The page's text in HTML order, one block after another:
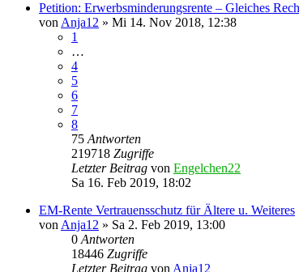
Petition: Erwerbsminderungsrente – Gleiches
vonAnja12 » Mi 14. Nov 2018, 12:38
1
…
4
5
6
7
8
75Antworten
219718 Zugriffe
Letzter Beitrag von Engelchen22
Sa 16. Feb 2019, 18:02
EM-Rente Vertrauensschutz für Ältere u. Weiteres
vonAnja12 » Sa 2. Feb 2019, 13:00
0Antworten
18446 Zugriffe
Letzter Beitrag von Anja12